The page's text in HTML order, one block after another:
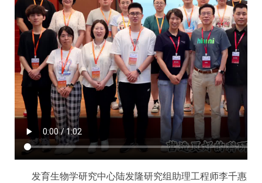
发育生物学研究中心陆发隆研究组助理工程师李千惠